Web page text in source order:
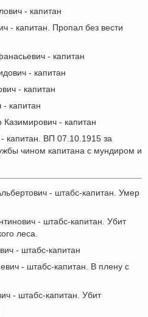
- капитан
- капитан. Пропал без вести
- капитан
- капитан
- капитан
капитан
Казимирович - капитан
капитан. ВП 07.10.1915 за
чином капитана с мундиром и
- штабс-капитан. Умер
- штабс-капитан. Убит
леса.
- штабс-капитан
- штабс-капитан. В плену с
- штабс-капитан. Убит